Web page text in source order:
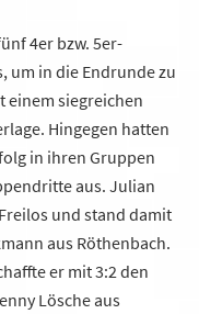
4er bzw. 5er-
um in die Endrunde zu
einem siegreichen
Hingegen hatten
in ihren Gruppen
aus. Julian
und stand damit
aus Röthenbach.
er mit 3:2 den
Lösche aus